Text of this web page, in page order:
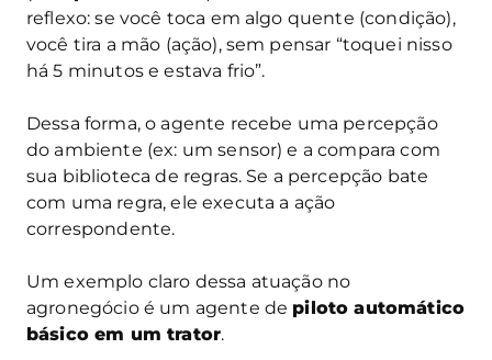
reflexo: se você toca em algo quente (condição),
você tira a mão (ação), sem pensar “toquei nisso
há 5 minutos e estava frio”.
Dessa forma, o agente recebe uma percepção
do ambiente (ex: um sensor) e a compara com
sua biblioteca de regras. Se a percepção bate
com uma regra, ele executa a ação
correspondente.
Um exemplo claro dessa atuação no
agronegócio é um agente de piloto automático
básico em um trator.